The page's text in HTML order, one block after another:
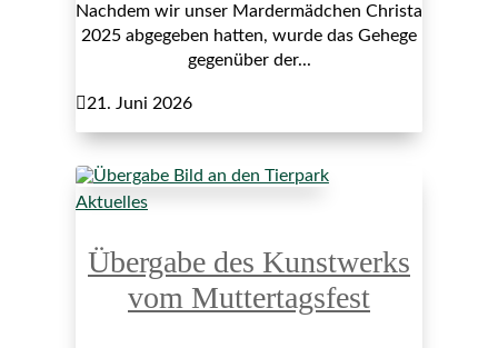
Nachdem wir unser Mardermädchen Christa
2025 abgegeben hatten, wurde das Gehege
gegenüber der...
21. Juni 2026
Aktuelles
Übergabe des Kunstwerks
vom Muttertagsfest